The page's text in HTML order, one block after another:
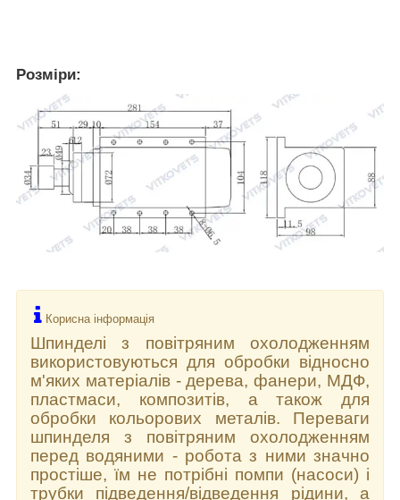
Розміри:
Корисна інформація
Шпинделі з повітряним охолодженням
використовуються для обробки відносно
м'яких матеріалів - дерева, фанери, МДФ,
пластмаси, композитів, а також для
обробки кольорових металів. Переваги
шпинделя з повітряним охолодженням
перед водяними - робота з ними значно
простіше, їм не потрібні помпи (насоси) і
трубки підведення/відведення рідини, а